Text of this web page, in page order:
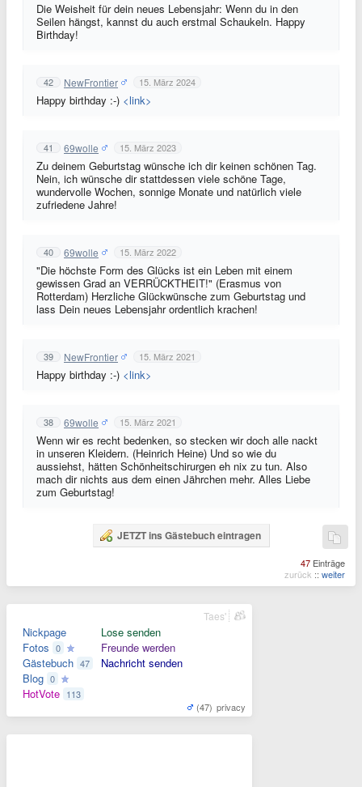
Die Weisheit für dein neues Lebensjahr: Wenn du in den
Seilen hängst, kannst du auch erstmal Schaukeln. Happy
Birthday!
42 NewFrontier 15. März 2024
Happy birthday :-) <link>
41 69wolle 15. März 2023
Zu deinem Geburtstag wünsche ich dir keinen schönen Tag.
Nein, ich wünsche dir stattdessen viele schöne Tage,
wundervolle Wochen, sonnige Monate und natürlich viele
zufriedene Jahre!
40 69wolle 15. März 2022
"Die höchste Form des Glücks ist ein Leben mit einem
gewissen Grad an VERRÜCKTHEIT!" (Erasmus von
Rotterdam) Herzliche Glückwünsche zum Geburtstag und
lass Dein neues Lebensjahr ordentlich krachen!
39 NewFrontier 15. März 2021
Happy birthday :-) <link>
38 69wolle 15. März 2021
Wenn wir es recht bedenken, so stecken wir doch alle nackt
in unseren Kleidern. (Heinrich Heine) Und so wie du
aussiehst, hätten Schönheitschirurgen eh nix zu tun. Also
mach dir nichts aus dem einen Jährchen mehr. Alles Liebe
zum Geburtstag!
JETZT ins Gästebuch eintragen
47 Einträge
zurück :: weiter
Nickpage
Fotos 0
Gästebuch 47
Blog 0
HotVote 113
Lose senden
Freunde werden
Nachricht senden
(47) privacy
Taes'